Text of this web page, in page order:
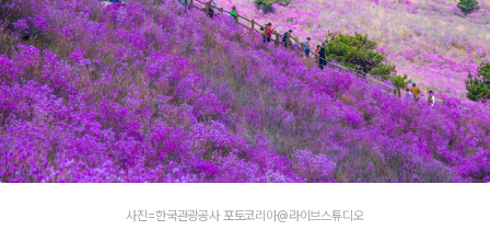
사진=한국관광공사 포토코리아@라이브스튜디오